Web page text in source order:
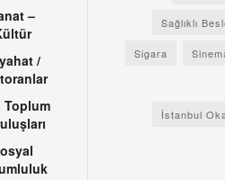
–
/
Toplum
Sağlıklı
Sigara
İstanbul